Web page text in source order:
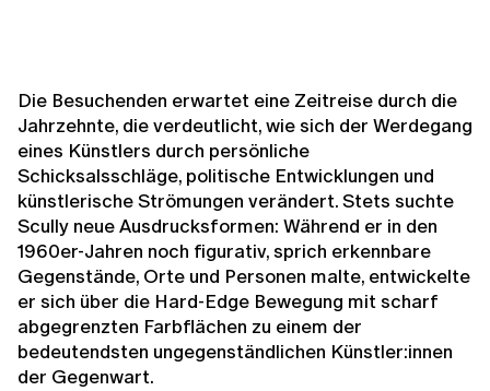
Die Besuchenden erwartet eine Zeitreise durch die
Jahrzehnte, die verdeutlicht, wie sich der Werdegang
eines Künstlers durch persönliche
Schicksalsschläge, politische Entwicklungen und
künstlerische Strömungen verändert. Stets suchte
Scully neue Ausdrucksformen: Während er in den
1960er-Jahren noch figurativ, sprich erkennbare
Gegenstände, Orte und Personen malte, entwickelte
er sich über die Hard-Edge Bewegung mit scharf
abgegrenzten Farbflächen zu einem der
bedeutendsten ungegenständlichen Künstler:innen
der Gegenwart.